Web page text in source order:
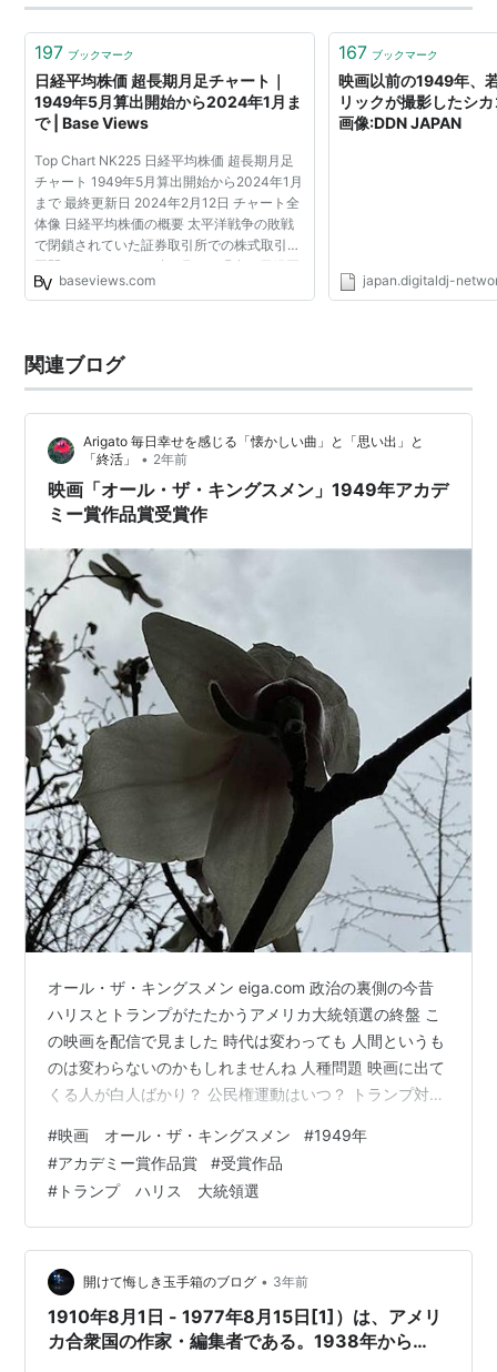
まえてしまい、肝心の男には逃げられてしまう そんな
中、淀橋（新宿駅西口の一帯…
197 ブックマーク
日経平均株価 超長期月足チャート｜
1949年5月算出開始から2024年1月ま
で | Base Views
Top Chart NK225 日経平均株価 超長期月足
チャート 1949年5月算出開始から2024年1月
まで 最終更新日 2024年2月12日 チャート全
体像 日経平均株価の概要 太平洋戦争の敗戦
で閉鎖されていた証券取引所での株式取引が
再開されたのは1949年5月で、現在の日経平
均株価は1950年9月、東京証券取引所により
baseviews.com
167 ブックマーク
映画以前の1949年、
リックが撮影したシ
画像:DDN JAPAN
japan.digitaldj-
関連ブログ
Arigato 毎日幸せを感じる「懐かしい曲」と「思い出」と
「終活」
• 2年前
映画「オール・ザ・キングスメン」1949年アカデ
ミー賞作品賞受賞作
オール・ザ・キングスメン eiga.com 政治の裏側の今昔
ハリスとトランプがたたかうアメリカ大統領選の終盤 こ
の映画を配信で見ました 時代は変わっても 人間というも
のは変わらないのかもしれませんね 人種問題 映画に出て
くる人が白人ばかり？ 公民権運動はいつ？ トランプ対ハ
した 白人はアメリカにおける人口構成の6割？ 本音の本
音のところで「許しがたい」気持ちがあるのかもしれま
せん 隠れトランプの多さを知りました 貧しい人たちと既
得権を持つ裕福な人たち これもまた トランプとハリスの
たたかいの核心でしたよね 表面上は「トランプ支持」を
言わない富…
#映画 オール・ザ・キングスメン #1949年
#アカデミー賞作品賞 #受賞作品
# トランプ ハリス 大統領選
開けて悔しき玉手箱のブログ • 3年前
1910年8月1日 - 1977年8月15日[1]）は、アメリ
カ合衆国の作家・編集者である。1938年から